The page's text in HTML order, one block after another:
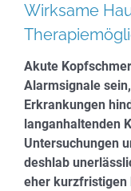
Wirksame
Akute
Alarmsignale
Erkrankungen
langanhaltenden
Untersuchungen
deshlab
eher kurzfristigen